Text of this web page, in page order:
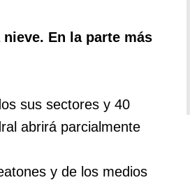
En la parte más
sus sectores y 40
abrirá parcialmente
y de los medios